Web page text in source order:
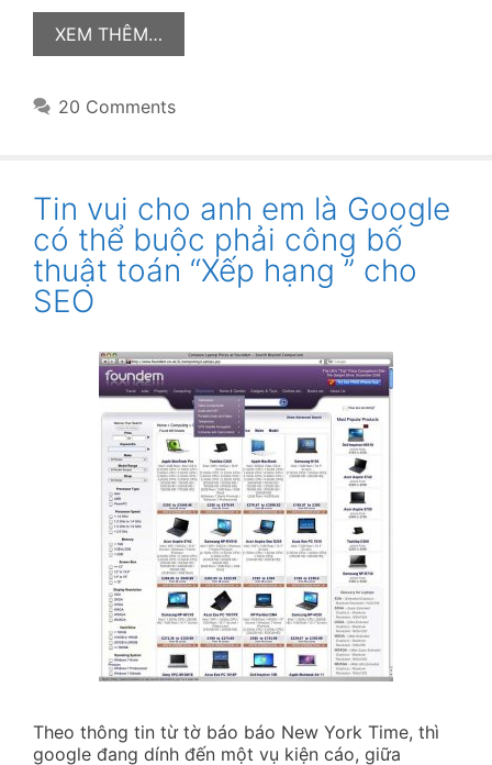
XEM THÊM…
20 Comments
Tin vui cho anh em là Google
có thể buộc phải công bố
thuật toán “Xếp hạng ” cho
SEO
Theo thông tin từ tờ báo báo New York Time, thì
google đang dính đến một vụ kiện cáo, giữa